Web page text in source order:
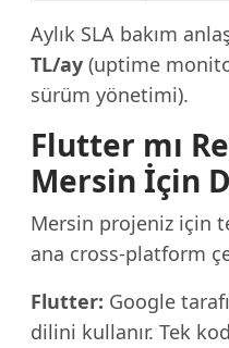
Aylık SLA bakım
TL/ay (uptime
sürüm yönetimi).
Flutter mı
Mersin İçin
Mersin projeniz için
ana cross-platform
Flutter: Google
dilini kullanır. Tek